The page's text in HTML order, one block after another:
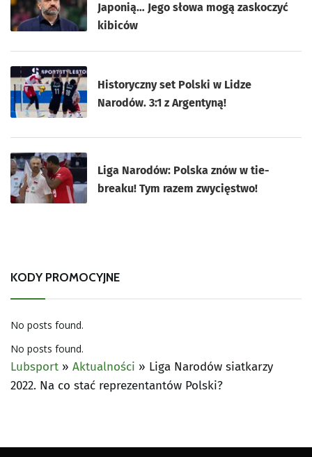
Japonią… Jego słowa mogą zaskoczyć
kibiców
Historyczny set Polski w Lidze
Narodów. 3:1 z Argentyną!
Liga Narodów: Polska znów w tie-
breaku! Tym razem zwycięstwo!
KODY PROMOCYJNE
No posts found.
No posts found.
Lubsport » Aktualności » Liga Narodów siatkarzy
2022. Na co stać reprezentantów Polski?